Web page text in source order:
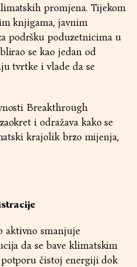
promjena. Tijekom
knjigama, javnim
podršku poduzetnicima u
se kao jedan od
tvrtke i vlade da se
Breakthrough
i odražava kako se
krajolik brzo mijenja,
aktivno smanjuje
da se bave klimatskim
čistoj energiji dok